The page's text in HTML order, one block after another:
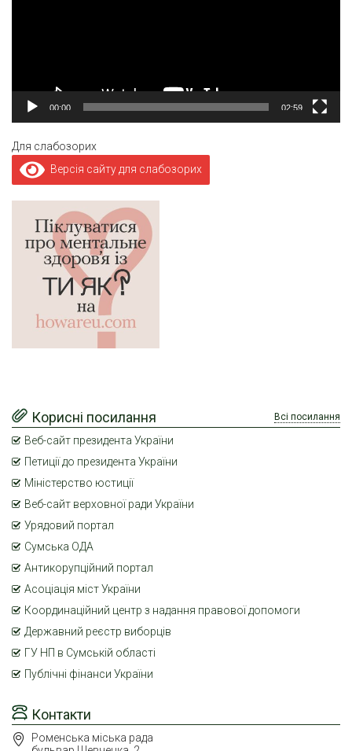
00:00 02:59
Для слабозорих
Версія сайту для слабозорих
Контакти
Роменська міська рада
Корисні посилання Всі посилання
Веб-сайт президента України
Петиції до президента України
Міністерство юстиції
Веб-сайт верховної ради України
Урядовий портал
Сумська ОДА
Антикорупційний портал
Асоціація міст України
Координаційний центр з надання правової допомоги
Державний реєстр виборців
ГУ НП в Сумській області
Публічні фінанси України